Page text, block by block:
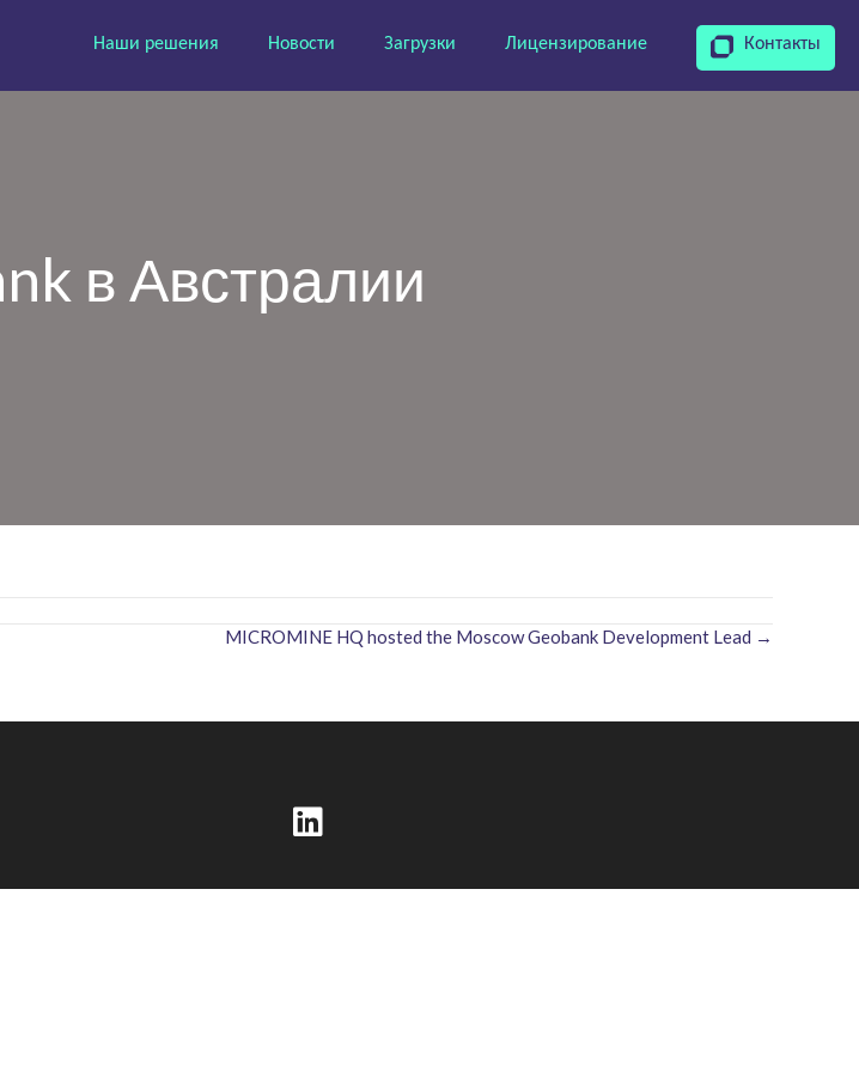
Наши решения Новости Загрузки Лицензирование Контакты
в Австралии
MICROMINE HQ hosted the Moscow Geobank Development Lead →